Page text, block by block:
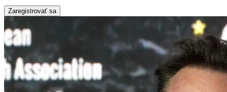
Zaregistrovať sa